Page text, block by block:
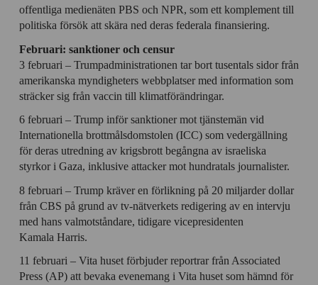
offentliga medienäten PBS och NPR, som ett komplement till
politiska försök att skära ned deras federala finansiering.
Februari: sanktioner och censur
3 februari – Trumpadministrationen tar bort tusentals sidor från
amerikanska myndigheters webbplatser med information som
sträcker sig från vaccin till klimatförändringar.
6 februari – Trump inför sanktioner mot tjänstemän vid
Internationella brottmålsdomstolen (ICC) som vedergällning
för deras utredning av krigsbrott begångna av israeliska
styrkor i Gaza, inklusive attacker mot hundratals journalister.
8 februari – Trump kräver en förlikning på 20 miljarder dollar
från CBS på grund av tv-nätverkets redigering av en intervju
med hans valmotståndare, tidigare vicepresidenten
Kamala Harris.
11 februari – Vita huset förbjuder reportrar från Associated
Press (AP) att bevaka evenemang i Vita huset som hämnd för